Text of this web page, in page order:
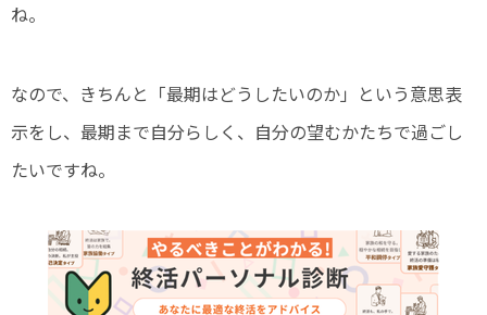
ね。
なので、きちんと「最期はどうしたいのか」という意思表
示をし、最期まで自分らしく、自分の望むかたちで過ごし
たいですね。